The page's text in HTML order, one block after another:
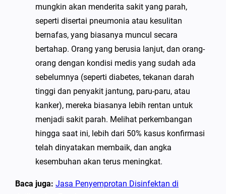
mungkin akan menderita sakit yang parah,
seperti disertai pneumonia atau kesulitan
bernafas, yang biasanya muncul secara
bertahap. Orang yang berusia lanjut, dan orang-
orang dengan kondisi medis yang sudah ada
sebelumnya (seperti diabetes, tekanan darah
tinggi dan penyakit jantung, paru-paru, atau
kanker), mereka biasanya lebih rentan untuk
menjadi sakit parah. Melihat perkembangan
hingga saat ini, lebih dari 50% kasus konfirmasi
telah dinyatakan membaik, dan angka
kesembuhan akan terus meningkat.
Baca juga: Jasa Penyemprotan Disinfektan di